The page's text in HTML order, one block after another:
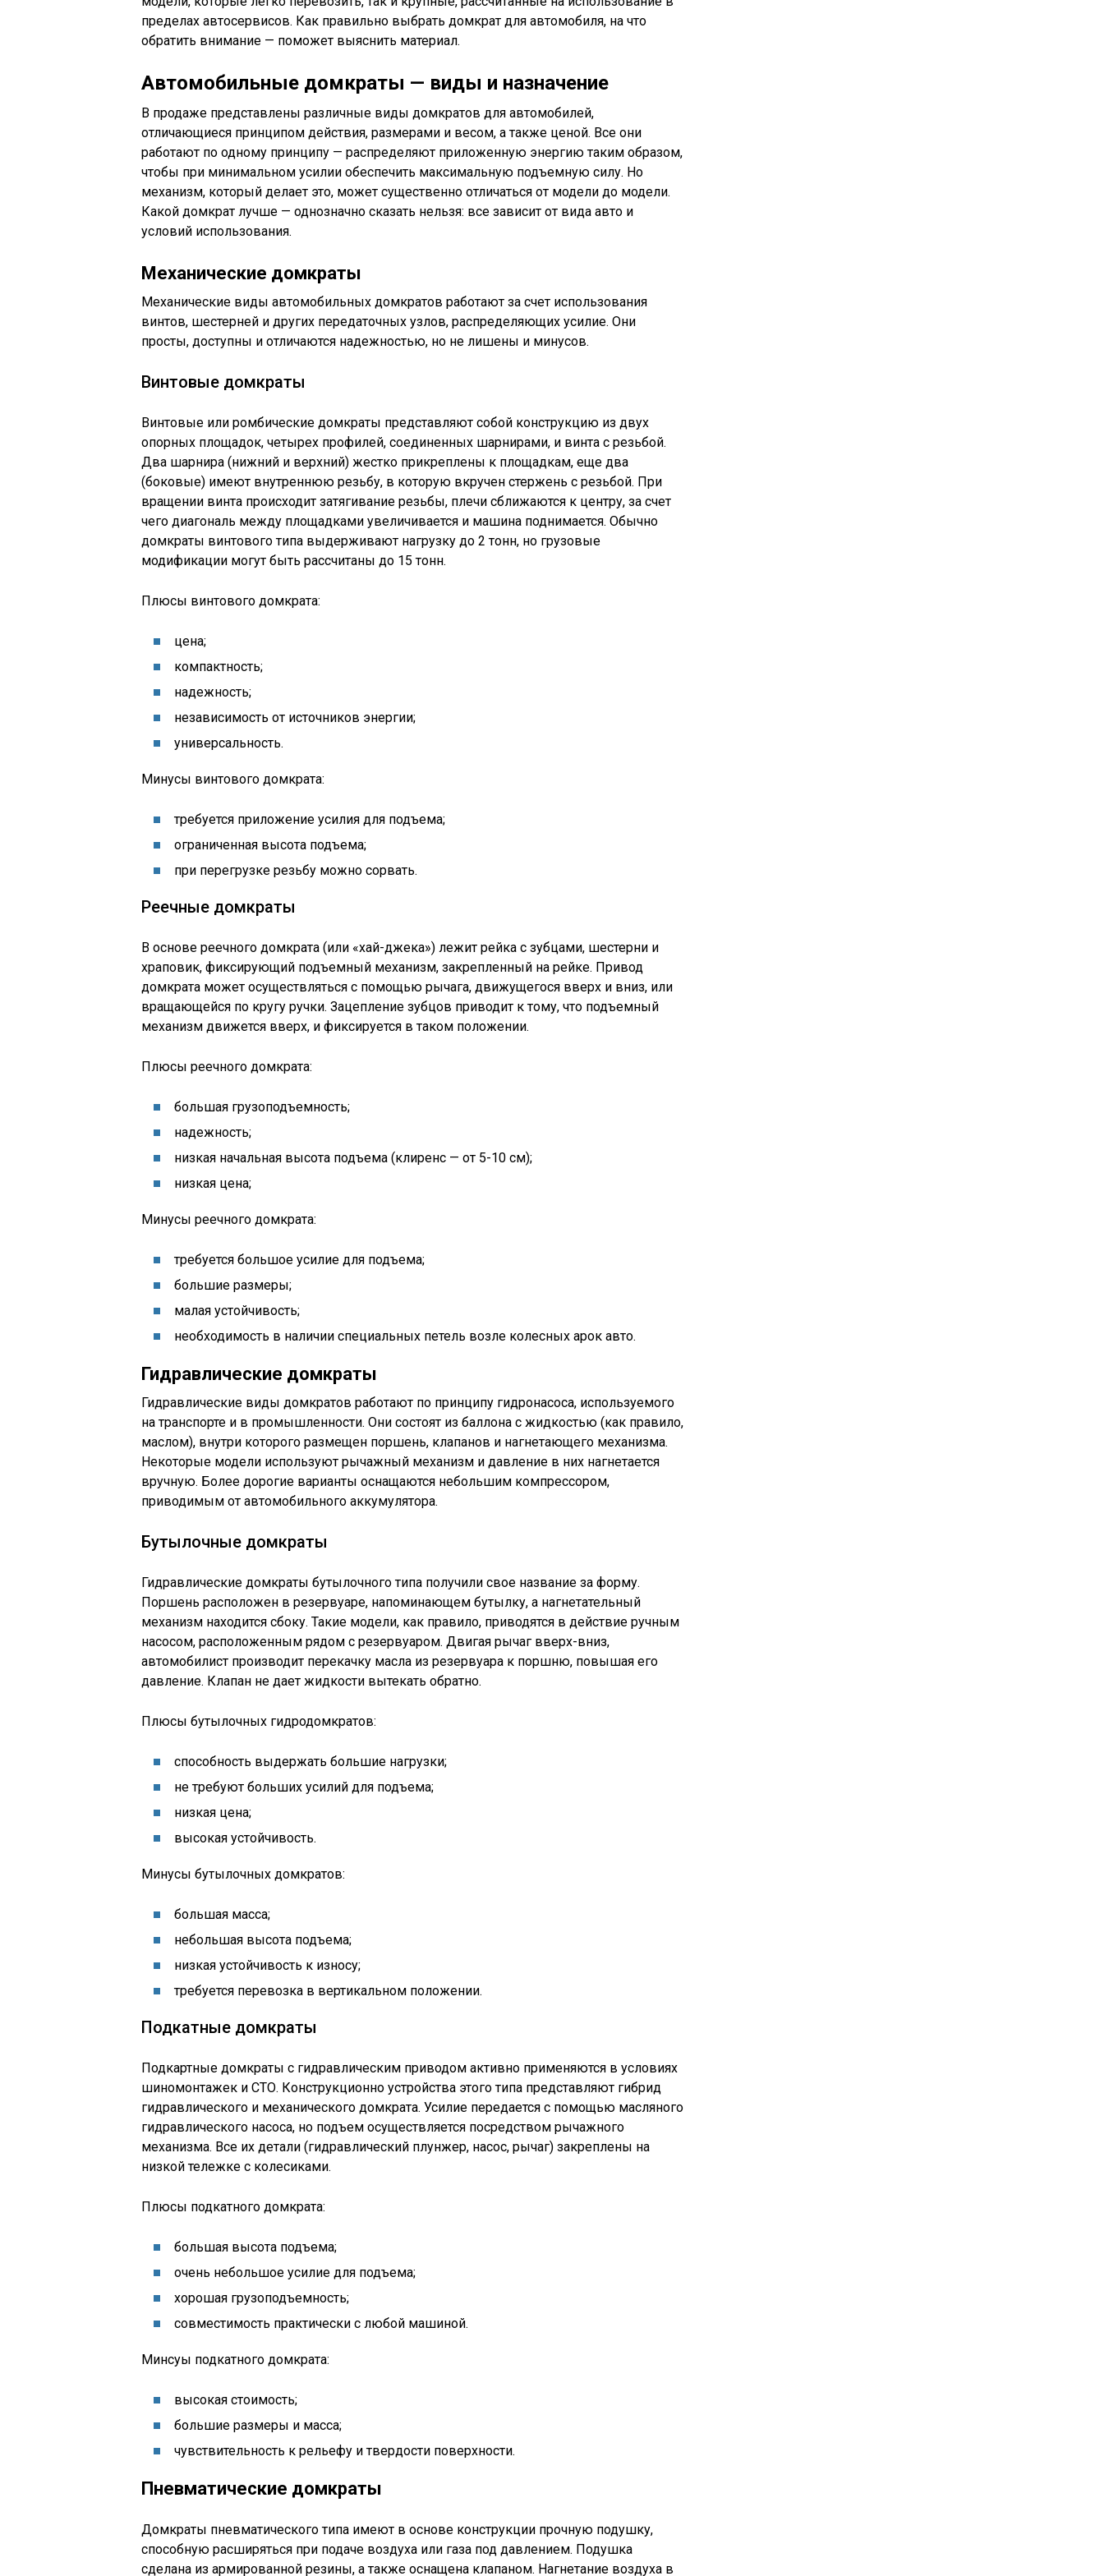
пределах автосервисов. Как правильно выбрать домкрат для автомобиля, на что
обратить внимание — поможет выяснить материал.
Автомобильные домкраты — виды и назначение
В продаже представлены различные виды домкратов для автомобилей,
отличающиеся принципом действия, размерами и весом, а также ценой. Все они
работают по одному принципу — распределяют приложенную энергию таким образом,
чтобы при минимальном усилии обеспечить максимальную подъемную силу. Но
механизм, который делает это, может существенно отличаться от модели до модели.
Какой домкрат лучше — однозначно сказать нельзя: все зависит от вида авто и
условий использования.
Механические домкраты
Механические виды автомобильных домкратов работают за счет использования
винтов, шестерней и других передаточных узлов, распределяющих усилие. Они
просты, доступны и отличаются надежностью, но не лишены и минусов.
Винтовые домкраты
Винтовые или ромбические домкраты представляют собой конструкцию из двух
опорных площадок, четырех профилей, соединенных шарнирами, и винта с резьбой.
Два шарнира (нижний и верхний) жестко прикреплены к площадкам, еще два
(боковые) имеют внутреннюю резьбу, в которую вкручен стержень с резьбой. При
вращении винта происходит затягивание резьбы, плечи сближаются к центру, за счет
чего диагональ между площадками увеличивается и машина поднимается. Обычно
домкраты винтового типа выдерживают нагрузку до 2 тонн, но грузовые
модификации могут быть рассчитаны до 15 тонн.
Плюсы винтового домкрата:
цена;
компактность;
надежность;
независимость от источников энергии;
универсальность.
Минусы винтового домкрата:
требуется приложение усилия для подъема;
ограниченная высота подъема;
при перегрузке резьбу можно сорвать.
Реечные домкраты
В основе реечного домкрата (или «хай-джека») лежит рейка с зубцами, шестерни и
храповик, фиксирующий подъемный механизм, закрепленный на рейке. Привод
домкрата может осуществляться с помощью рычага, движущегося вверх и вниз, или
вращающейся по кругу ручки. Зацепление зубцов приводит к тому, что подъемный
механизм движется вверх, и фиксируется в таком положении.
Плюсы реечного домкрата:
большая грузоподъемность;
надежность;
низкая начальная высота подъема (клиренс — от 5-10 см);
низкая цена;
Минусы реечного домкрата:
требуется большое усилие для подъема;
большие размеры;
малая устойчивость;
необходимость в наличии специальных петель возле колесных арок авто.
Гидравлические домкраты
Гидравлические виды домкратов работают по принципу гидронасоса, используемого
на транспорте и в промышленности. Они состоят из баллона с жидкостью (как правило,
маслом), внутри которого размещен поршень, клапанов и нагнетающего механизма.
Некоторые модели используют рычажный механизм и давление в них нагнетается
вручную. Более дорогие варианты оснащаются небольшим компрессором,
приводимым от автомобильного аккумулятора.
Бутылочные домкраты
Гидравлические домкраты бутылочного типа получили свое название за форму.
Поршень расположен в резервуаре, напоминающем бутылку, а нагнетательный
механизм находится сбоку. Такие модели, как правило, приводятся в действие ручным
насосом, расположенным рядом с резервуаром. Двигая рычаг вверх-вниз,
автомобилист производит перекачку масла из резервуара к поршню, повышая его
давление. Клапан не дает жидкости вытекать обратно.
Плюсы бутылочных гидродомкратов:
способность выдержать большие нагрузки;
не требуют больших усилий для подъема;
низкая цена;
высокая устойчивость.
Минусы бутылочных домкратов:
большая масса;
небольшая высота подъема;
низкая устойчивость к износу;
требуется перевозка в вертикальном положении.
Подкатные домкраты
Подкартные домкраты с гидравлическим приводом активно применяются в условиях
шиномонтажек и СТО. Конструкционно устройства этого типа представляют гибрид
гидравлического и механического домкрата. Усилие передается с помощью масляного
гидравлического насоса, но подъем осуществляется посредством рычажного
механизма. Все их детали (гидравлический плунжер, насос, рычаг) закреплены на
низкой тележке с колесиками.
Плюсы подкатного домкрата:
большая высота подъема;
очень небольшое усилие для подъема;
хорошая грузоподъемность;
совместимость практически с любой машиной.
Минсуы подкатного домкрата:
высокая стоимость;
большие размеры и масса;
чувствительность к рельефу и твердости поверхности.
Пневматические домкраты
Домкраты пневматического типа имеют в основе конструкции прочную подушку,
способную расширяться при подаче воздуха или газа под давлением. Подушка
сделана из армированной резины, а также оснащена клапаном. Нагнетание воздуха в